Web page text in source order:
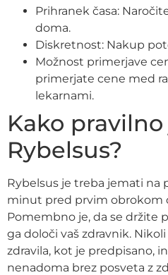
Prihranek časa:
doma.
Diskretnost: Nakup
Možnost primerjave
primerjate cene med
lekarnami.
Kako
Rybelsus?
Rybelsus je treba jemati na
minut pred prvim obrokom
Pomembno je, da se držite
ga določi vaš zdravnik.
zdravila, kot je predpisano,
nenadoma brez posveta z